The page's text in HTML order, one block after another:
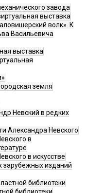
завода
выставка
волк». К
Васильевича
выставка
земля
Невский в редких
Александра Невского
в
в искусстве
зарубежных изданий
библиотеки